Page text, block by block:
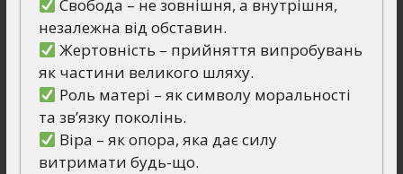
Свобода – не зовнішня, а внутрішня,
незалежна від обставин.
Жертовність – прийняття випробувань
як частини великого шляху.
Роль матері – як символу моральності
та зв’язку поколінь.
Віра – як опора, яка дає силу
витримати будь-що.